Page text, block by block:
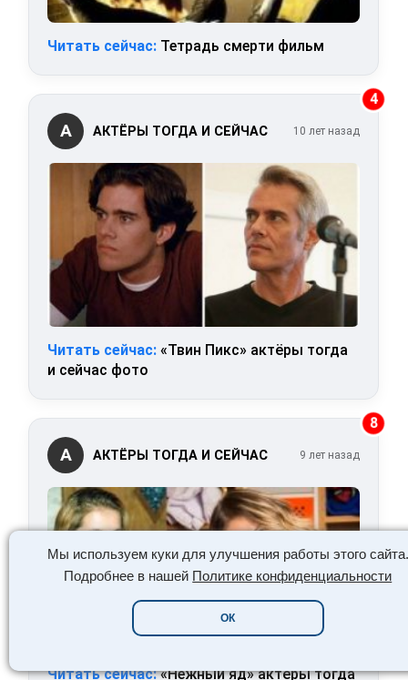
Мы используем куки для улучшения работы этого сайта.
Подробнее в нашей Политике конфиденциальности
ОК
Читать сейчас: Тетрадь смерти фильм
4
А АКТЁРЫ ТОГДА И СЕЙЧАС 10 лет назад
Читать сейчас: «Твин Пикс» актёры тогда
и сейчас фото
8
А АКТЁРЫ ТОГДА И СЕЙЧАС 9 лет назад
Читать сейчас:«Нежный яд» актёры тогда